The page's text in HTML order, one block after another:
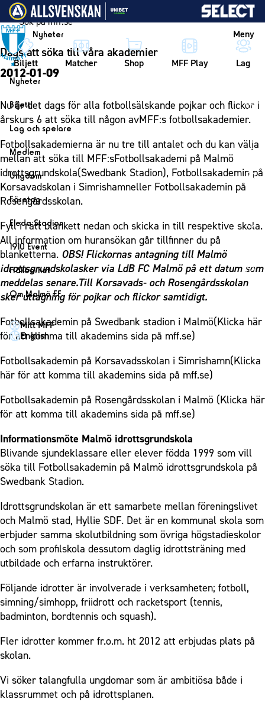
Vidare till innehållet
Nyheter Meny
Biljett Matcher Shop MFF Play Lag
Nyheter
Nyheter
Kalender
Biljett
Biljett
Årskort herr
Årskort dam
Mitt MFF
Biljetter till bortamatcher
Biljettvillkor
Lag och spelare
Lag
Herrlaget
Spelare
Ledarstab
Damlaget
Spelare
Ledarstab
Medlem
Medlemskap i Malmö FF
Årsmöte 2026
Ungdom
MFF Ungdom
Skånecupen
Fotbollsskolan
Fotbollsnätverket
P19
P17
F17
Malmö Trophy
Företag
Bli företagspartner
Nätverket
Klubbstolar
Partner dam
Eleda Stadion
Eleda Stadion
Erics Bar & Restaurang
Matchdag på Eleda Stadion
MFF-museet & rundvandringar
1910 Event
1910 Event
Fest & Event
Konferens
Möte
Mässa
Sommarfest
Julshow
Inspiration
Vanliga frågor om 1910 Event
Hållbarhet
Hållbarhet
MFF i samhället
Nattfotboll
Karriärakademin
Grundskolefotboll mot rasismer
Skolakademier
Fonder
Om Malmö FF
Kontakt
Historik – herrlaget
Närstående organisationer
Personuppgiftspolicy
Mitt MFF
English
Dags att söka till våra akademier
2012-01-09
Nu är det dags för alla fotbollsälskande pojkar och flickor i
årskurs 6 att söka till någon avMFF:s fotbollsakademier.
Fotbollsakademierna är nu tre till antalet och du kan välja
mellan att söka till MFF:sFotbollsakademi på Malmö
idrottsgrundskola(Swedbank Stadion), Fotbollsakademin på
Korsavadskolan i Simrishamneller Fotbollsakademin på
Rosengårdsskolan.
Fyll i rätt blankett nedan och skicka in till respektive skola.
All information om huransökan går tillfinner du på
blanketterna. OBS! Flickornas antagning till Malmö
idrottsgrundskolasker via LdB FC Malmö på ett datum som
meddelas senare.Till Korsavads- och Rosengårdsskolan
sker uttagning för pojkar och flickor samtidigt.
Fotbollsakademin på Swedbank stadion i Malmö(Klicka här
för att komma till akademins sida på mff.se)
Fotbollsakademin på Korsavadsskolan i Simrishamn(Klicka
här för att komma till akademins sida på mff.se)
Fotbollsakademin på Rosengårdsskolan i Malmö (Klicka här
för att komma till akademins sida på mff.se)
Informationsmöte Malmö idrottsgrundskola
Blivande sjundeklassare eller elever födda 1999 som vill
söka till Fotbollsakademin på Malmö idrottsgrundskola på
Swedbank Stadion.
Idrottsgrundskolan är ett samarbete mellan föreningslivet
och Malmö stad, Hyllie SDF. Det är en kommunal skola som
erbjuder samma skolutbildning som övriga högstadieskolor
och som profilskola dessutom daglig idrottsträning med
utbildade och erfarna instruktörer.
Följande idrotter är involverade i verksamheten; fotboll,
simning/simhopp, friidrott och racketsport (tennis,
badminton, bordtennis och squash).
Fler idrotter kommer fr.o.m. ht 2012 att erbjudas plats på
skolan.
Vi söker talangfulla ungdomar som är ambitiösa både i
klassrummet och på idrottsplanen.